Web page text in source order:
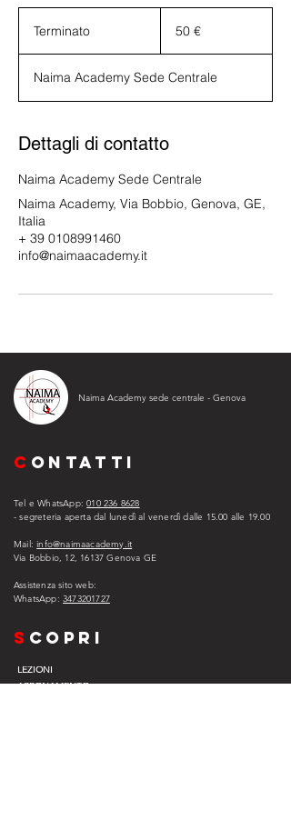
Terminato
m
i
a
t
50 €
Naima Academy Sede Centrale
Dettagli di contatto
Naima Academy Sede Centrale
Naima Academy, Via Bobbio, Genova, GE,
Italia
+ 39 0108991460
info@naimaacademy.it
Naima Academy sede centrale - Genova
C ONTATTI
Tel e WhatsApp:010 236 8628
- segreteria aperta dal lunedì al venerdì dalle 15.00 alle 19.00
Mail:info@naimaacademy.it
Via Bobbio, 12, 16137 Genova GE
Assistenza sito web:
WhatsApp:3473201727
s copri
LEZIONI
ABBONAMENTO